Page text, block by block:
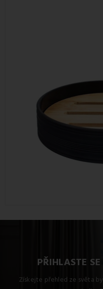
PŘIHLASTE
Získejte přehled ze světa